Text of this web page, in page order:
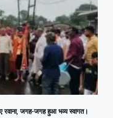
रवाना, जगह-जगह हुआ भव्य स्वागत।